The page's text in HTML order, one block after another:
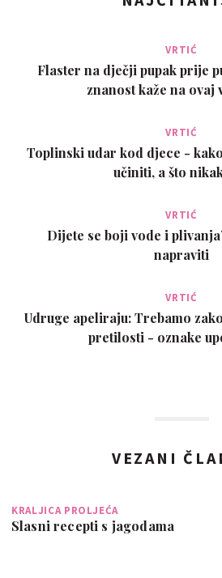
VRTIĆ
Flaster na dječji pupak prije
znanost kaže na
VRTIĆ
Toplinski udar kod djece -
učiniti, a što
VRTIĆ
Dijete se boji vode i
napraviti
VRTIĆ
Udruge apeliraju: Trebamo
pretilosti - oznake
VEZANI
KRALJICA PROLJEĆA
Slasni recepti s jagodama